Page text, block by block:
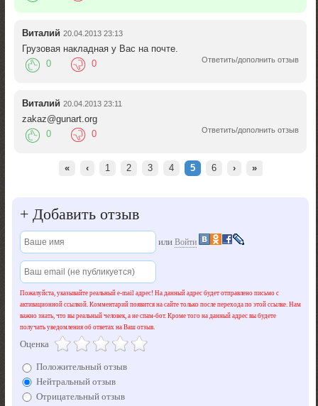
Виталий 20.04.2013 23:13
Грузовая накладная у Вас на почте.
Ответить/дополнить отзыв
0 0
Виталий 20.04.2013 23:11
zakaz@gunart.org
Ответить/дополнить отзыв
0 0
« ‹ 1 2 3 4 5 6 › »
+ Добавить отзыв
или Войти
Пожалуйста, указывайте реальный e-mail адрес! На данный адрес будет отправлено письмо с
активационной ссылкой. Комментарий появится на сайте только после перехода по этой ссылке. Нам
важно знать, что вы реальный человек, а не спам-бот. Кроме того на данный адрес вы будете
получать уведомления об ответах на Ваш отзыв.
Оценка
Положительный отзыв
Нейтральный отзыв
Отрицательный отзыв